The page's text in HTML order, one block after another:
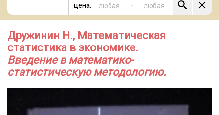
цена: -
Дружинин Н., Математическая
статистика в экономике.
Введение в математико-
статистическую методологию.